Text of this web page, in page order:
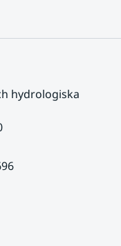
hydrologiska